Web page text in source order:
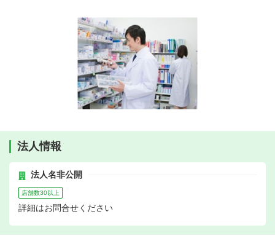
法人情報
法人名非公開
店舗数30以上
詳細はお問合せください